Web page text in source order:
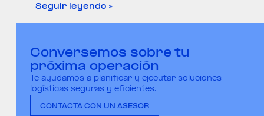
Seguir leyendo »
Conversemos sobre tu
próxima operación
Te ayudamos a planificar y ejecutar soluciones
logísticas seguras y eficientes.
CONTACTA CON UN ASESOR